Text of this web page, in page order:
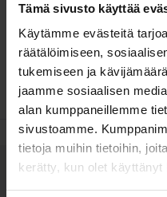
Tämä sivusto käyttää
Käytämme evästeitä
räätälöimiseen,
tukemiseen ja
jaamme sosiaalisen
alan kumppaneillemme
sivustoamme.
tietoja muihin tietoihin,
kerätty, kun olet käyttänyt
Tärkein kiitos tehdystä
nimenomaan se, kun